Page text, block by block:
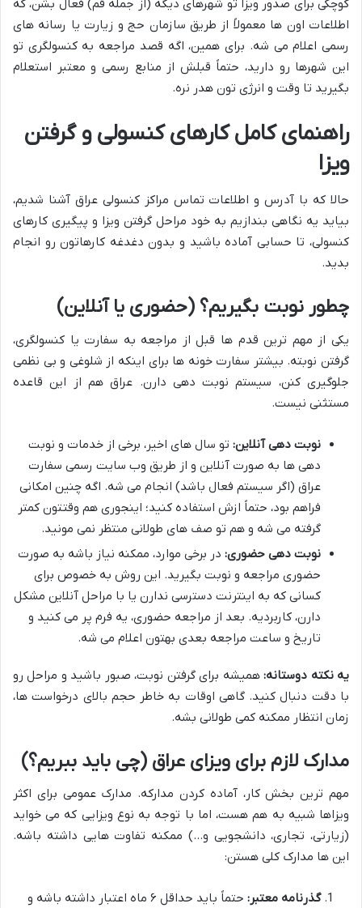
کوچکی برای صدور ویزا تو شهرهای دیگه (از جمله قم) فعال بشن، که
اطلاعات اون ها معمولاً از طریق سازمان حج و زیارت یا رسانه های
رسمی اعلام می شه. برای همین، اگه قصد مراجعه به کنسولگری تو
این شهرها رو دارید، حتماً قبلش از منابع رسمی و معتبر استعلام
بگیرید تا وقت و انرژی تون هدر نره.
راهنمای کامل کارهای کنسولی و گرفتن
ویزا
حالا که با آدرس و اطلاعات تماس مراکز کنسولی عراق آشنا شدیم،
بیاید یه نگاهی بندازیم به خود مراحل گرفتن ویزا و پیگیری کارهای
کنسولی، تا حسابی آماده باشید و بدون دغدغه کارهاتون رو انجام
بدید.
چطور نوبت بگیریم؟ (حضوری یا آنلاین)
یکی از مهم ترین قدم ها قبل از مراجعه به سفارت یا کنسولگری،
گرفتن نوبته. بیشتر سفارت خونه ها برای اینکه از شلوغی و بی نظمی
جلوگیری کنن، سیستم نوبت دهی دارن. عراق هم از این قاعده
مستثنی نیست.
نوبت دهی آنلاین: تو سال های اخیر، برخی از خدمات و نوبت
دهی ها به صورت آنلاین و از طریق وب سایت رسمی سفارت
عراق (اگر سیستم فعال باشد) انجام می شه. اگه چنین امکانی
فراهم بود، حتماً ازش استفاده کنید؛ اینجوری هم وقتتون کمتر
گرفته می شه و هم تو صف های طولانی منتظر نمی مونید.
نوبت دهی حضوری: در برخی موارد، ممکنه نیاز باشه به صورت
حضوری مراجعه و نوبت بگیرید. این روش به خصوص برای
کسانی که به اینترنت دسترسی ندارن یا با مراحل آنلاین مشکل
دارن، کاربردیه. بعد از مراجعه حضوری، یه فرم پر می کنید و
تاریخ و ساعت مراجعه بعدی بهتون اعلام می شه.
یه نکته دوستانه:همیشه برای گرفتن نوبت، صبور باشید و مراحل رو
با دقت دنبال کنید. گاهی اوقات به خاطر حجم بالای درخواست ها،
زمان انتظار ممکنه کمی طولانی بشه.
مدارک لازم برای ویزای عراق (چی باید ببریم؟)
مهم ترین بخش کار، آماده کردن مدارکه. مدارک عمومی برای اکثر
ویزاها شبیه به هم هست، اما با توجه به نوع ویزایی که می خواید
(زیارتی، تجاری، دانشجویی و…) ممکنه تفاوت هایی داشته باشه.
این ها مدارک کلی هستن:
گذرنامه معتبر:
حتماً باید حداقل ۶ ماه اعتبار داشته باشه و